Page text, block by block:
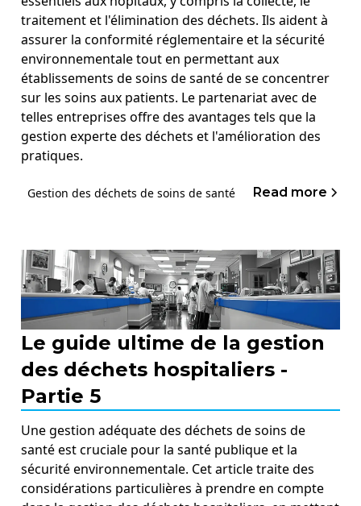
traitement et l'élimination des déchets. Ils aident à
assurer la conformité réglementaire et la sécurité
environnementale tout en permettant aux
établissements de soins de santé de se concentrer
sur les soins aux patients. Le partenariat avec de
telles entreprises offre des avantages tels que la
gestion experte des déchets et l'amélioration des
pratiques.
Gestion des déchets de soins de santé Read more
Le guide ultime de la gestion
des déchets hospitaliers -
Partie 5
Une gestion adéquate des déchets de soins de
santé est cruciale pour la santé publique et la
sécurité environnementale. Cet article traite des
considérations particulières à prendre en compte